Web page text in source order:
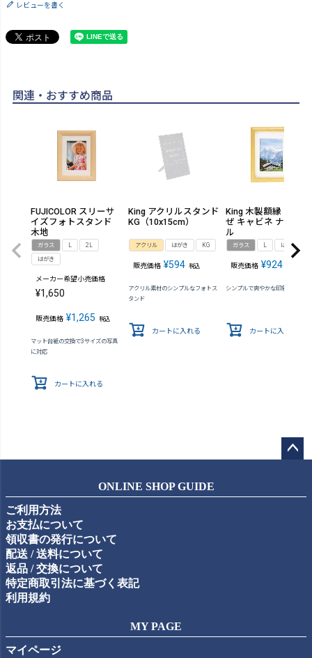
レビューを書く
関連・おすすめ商品
FUJICOLOR スリーサ
イズフォトスタンド
木地
ガラス
2L
はがき
メーカー希望小売価格
¥1,650
販売価格 ¥1,265 税込
マット台紙の交換で3サイズの写真
に対応
カートに入れる
King アクリルスタンド
KG（10x15cm）
アクリル はがき KG
販売価格 ¥594 税込
アクリル素材のシンプルなフォトス
タンド
カートに入れる
King 木製額縁 すずか
ぜ キャビネ ナチュラ
ル
ガラス はがき
販売価格 ¥924
シンプルで爽やかな印象の木製額
カートに入れる
ップ
ONLINE SHOP GUIDE
ご利用方法
お支払について
領収書の発行について
配送 / 送料について
返品 / 交換について
特定商取引法に基づく表記
利用規約
MY PAGE
マイページ